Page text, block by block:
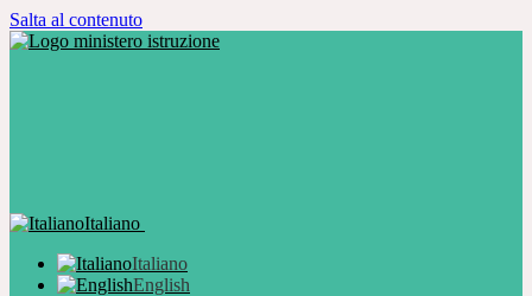
Salta al contenuto
Italiano
Italiano
English